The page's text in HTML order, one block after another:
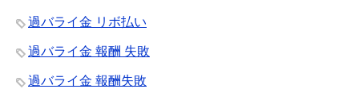
過バライ金 リボ払い
過バライ金 報酬 失敗
過バライ金 報酬失敗